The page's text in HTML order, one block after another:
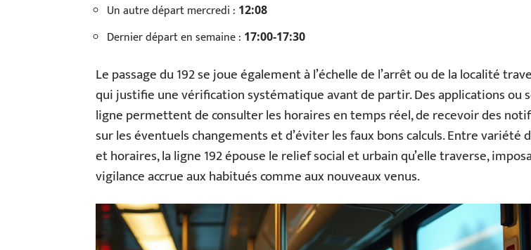
Un autre départ mercredi : 12:08
Dernier départ en semaine : 17:00-17:30
Le passage du 192 se joue également à l’échelle de l’arrêt ou de la localité
qui justifie une vérification systématique avant de partir. Des applications ou
ligne permettent de consulter les horaires en temps réel, de recevoir des
sur les éventuels changements et d’éviter les faux bons calculs. Entre variété
et horaires, la ligne 192 épouse le relief social et urbain qu’elle traverse,
vigilance accrue aux habitués comme aux nouveaux venus.